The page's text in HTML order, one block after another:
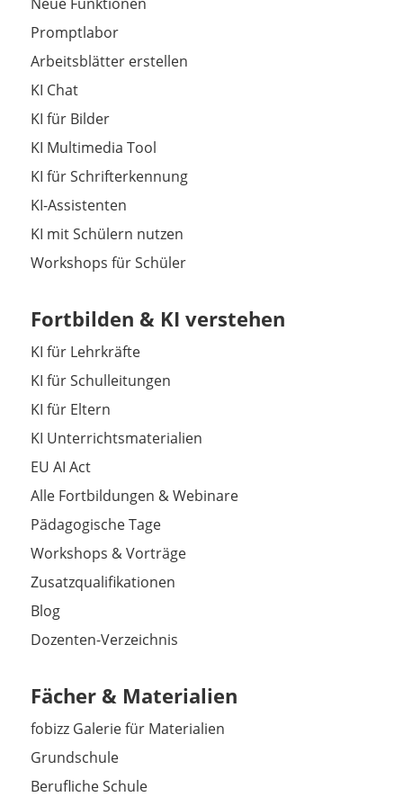
Promptlabor
Arbeitsblätter erstellen
KI Chat
KI für Bilder
KI Multimedia Tool
KI für Schrifterkennung
KI-Assistenten
KI mit Schülern nutzen
Workshops für Schüler
Fortbilden & KI verstehen
KI für Lehrkräfte
KI für Schulleitungen
KI für Eltern
KI Unterrichtsmaterialien
EU AI Act
Alle Fortbildungen & Webinare
Pädagogische Tage
Workshops & Vorträge
Zusatzqualifikationen
Blog
Dozenten-Verzeichnis
Fächer & Materialien
fobizz Galerie für Materialien
Grundschule
Berufliche Schule